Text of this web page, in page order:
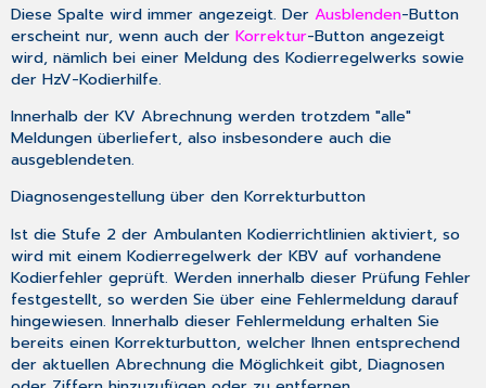
Diese Spalte wird immer angezeigt. DerAusblenden-Button
erscheint nur, wenn auch derKorrektur-Button angezeigt
wird, nämlich bei einer Meldung des Kodierregelwerks sowie
der HzV-Kodierhilfe.
Innerhalb der KV Abrechnung werden trotzdem "alle"
Meldungen überliefert, also insbesondere auch die
ausgeblendeten.
Diagnosengestellung über den Korrekturbutton
Ist die Stufe 2 der Ambulanten Kodierrichtlinien aktiviert, so
wird mit einem Kodierregelwerk der KBV auf vorhandene
Kodierfehler geprüft. Werden innerhalb dieser Prüfung Fehler
festgestellt, so werden Sie über eine Fehlermeldung darauf
hingewiesen. Innerhalb dieser Fehlermeldung erhalten Sie
bereits einen Korrekturbutton, welcher Ihnen entsprechend
der aktuellen Abrechnung die Möglichkeit gibt, Diagnosen